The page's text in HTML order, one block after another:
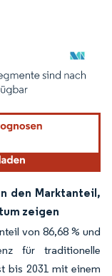
Namensnennung
den Marktanteil,
zeigen
von 86,68 % und
für traditionelle
bis 2031 mit einem